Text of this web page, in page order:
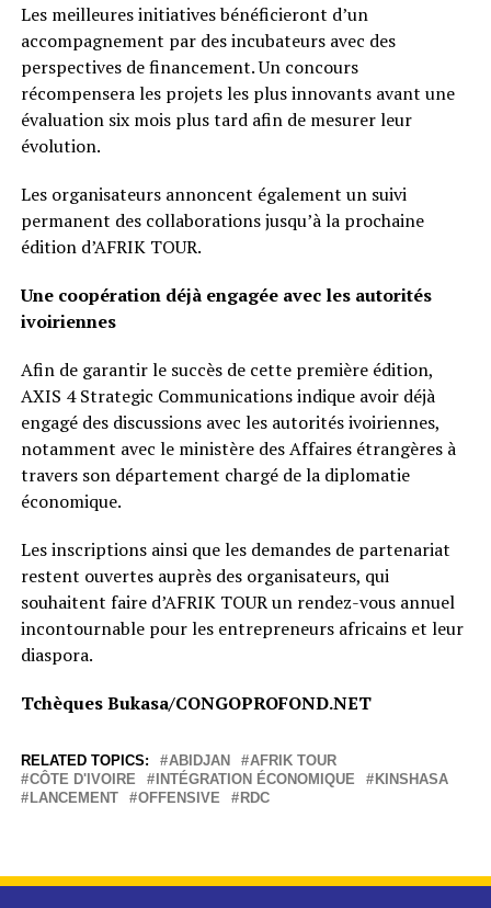
Les meilleures initiatives bénéficieront d’un
accompagnement par des incubateurs avec des
perspectives de financement. Un concours
récompensera les projets les plus innovants avant une
évaluation six mois plus tard afin de mesurer leur
évolution.
Les organisateurs annoncent également un suivi
permanent des collaborations jusqu’à la prochaine
édition d’AFRIK TOUR.
Une coopération déjà engagée avec les autorités
ivoiriennes
Afin de garantir le succès de cette première édition,
AXIS 4 Strategic Communications indique avoir déjà
engagé des discussions avec les autorités ivoiriennes,
notamment avec le ministère des Affaires étrangères à
travers son département chargé de la diplomatie
économique.
Les inscriptions ainsi que les demandes de partenariat
restent ouvertes auprès des organisateurs, qui
souhaitent faire d’AFRIK TOUR un rendez-vous annuel
incontournable pour les entrepreneurs africains et leur
diaspora.
Tchèques Bukasa/CONGOPROFOND.NET
RELATED TOPICS: ABIDJAN
AFRIK TOUR
CÔTE D'IVOIRE
INTÉGRATION ÉCONOMIQUE
KINSHASA
LANCEMENT
OFFENSIVE RDC